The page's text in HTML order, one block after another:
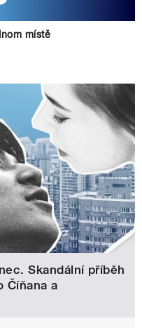
místě
Skandální příběh
Číňana a